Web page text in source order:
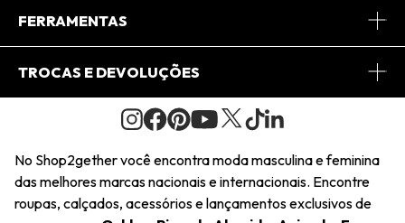
Journal
Saiu na Mídia
Central de Relacionamento
Regulamento e Promoções
FERRAMENTAS
Minha Conta
Pedido de Presente
Wishlist
TROCAS E DEVOLUÇÕES
Condições Gerais
Troca Fácil
Restituição de Pagamento
No Shop2gether você encontra moda masculina e feminina
das melhores marcas nacionais e internacionais. Encontre
roupas, calçados, acessórios e lançamentos exclusivos de